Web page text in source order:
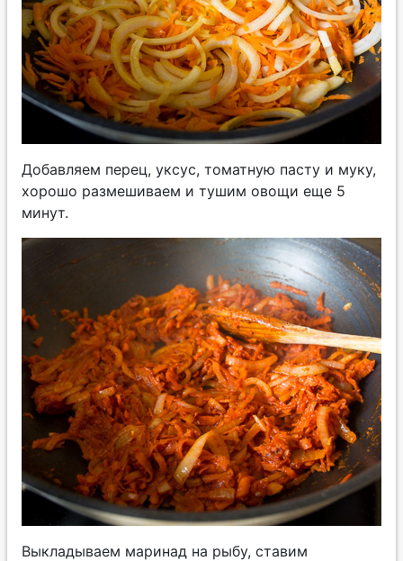
Добавляем перец, уксус, томатную пасту и муку,
хорошо размешиваем и тушим овощи еще 5
минут.
Выкладываем маринад на рыбу, ставим